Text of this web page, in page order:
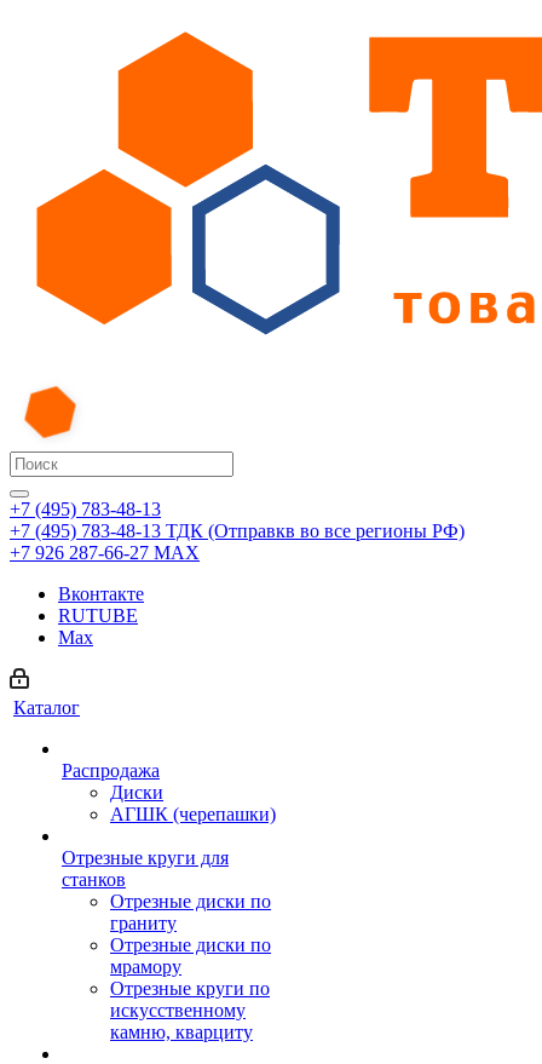
+7 (495) 783-48-13
+7 (495) 783-48-13 ТДК (Отправкв во все регионы РФ)
+7 926 287-66-27 МАХ
Вконтакте
RUTUBE
Max
Каталог
Распродажа
Диски
АГШК (черепашки)
Отрезные круги для
станков
Отрезные диски по
граниту
Отрезные диски по
мрамору
Отрезные круги по
искусственному
камню, кварциту